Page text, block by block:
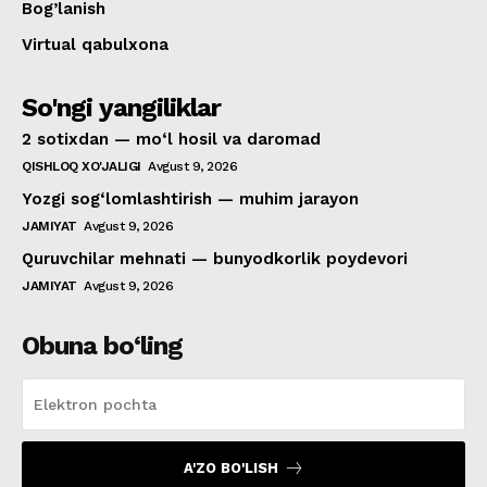
Bog’lanish
Virtual qabulxona
So'ngi yangiliklar
2 sotixdan — mo‘l hosil va daromad
QISHLOQ XO'JALIGI Avgust 9, 2026
Yozgi sog‘lomlashtirish — muhim jarayon
JAMIYAT Avgust 9, 2026
Quruvchilar mehnati — bunyodkorlik poydevori
JAMIYAT Avgust 9, 2026
Obuna bo‘ling
A'ZO BO'LISH